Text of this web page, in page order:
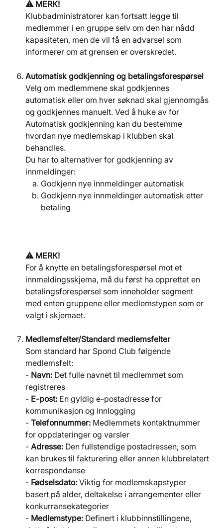
⚠️ MERK!
Klubbadministratorer kan fortsatt legge til
medlemmer i en gruppe selv om den har nådd
kapasiteten, men de vil få en advarsel som
informerer om at grensen er overskredet.
Automatisk godkjenning og betalingsforespørsel
Velg om medlemmene skal godkjennes
automatisk eller om hver søknad skal gjennomgås
og godkjennes manuelt. Ved å huke av for
Automatisk godkjenning kan du bestemme
hvordan nye medlemskap i klubben skal
behandles.
Du har to alternativer for godkjenning av
innmeldinger:
Godkjenn nye innmeldinger automatisk
Godkjenn nye innmeldinger automatisk etter
betaling
⚠️ MERK!
For å knytte en betalingsforespørsel mot et
innmeldingsskjema, må du først ha opprettet en
betalingsforespørsel som inneholder segment
med enten gruppene eller medlemstypen som er
valgt i skjemaet.
Medlemsfelter/Standard medlemsfelter
Som standard har Spond Club følgende
medlemsfelt:
- Navn: Det fulle navnet til medlemmet som
registreres
- E-post: En gyldig e-postadresse for
kommunikasjon og innlogging
- Telefonnummer: Medlemmets kontaktnummer
for oppdateringer og varsler
- Adresse: Den fullstendige postadressen, som
kan brukes til fakturering eller annen klubbrelatert
korrespondanse
- Fødselsdato: Viktig for medlemskapstyper
basert på alder, deltakelse i arrangementer eller
konkurransekategorier
- Medlemstype: Definert i klubbinnstillingene,